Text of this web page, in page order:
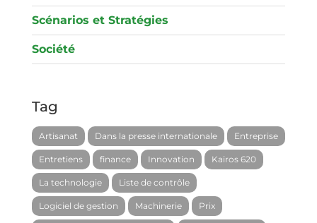
Scénarios et Stratégies
Société
Tag
Artisanat Dans la presse internationale Entreprise
Entretiens finance Innovation Kairos 620
La technologie Liste de contrôle
Logiciel de gestion Machinerie Prix